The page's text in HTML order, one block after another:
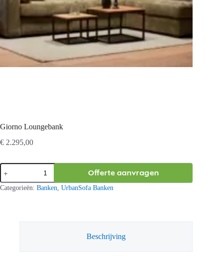
Giorno Loungebank
€ 2.295,00
Giorno
Loungebank
aantal
Offerte aanvragen
Categorieën: Banken, UrbanSofa Banken
Beschrijving